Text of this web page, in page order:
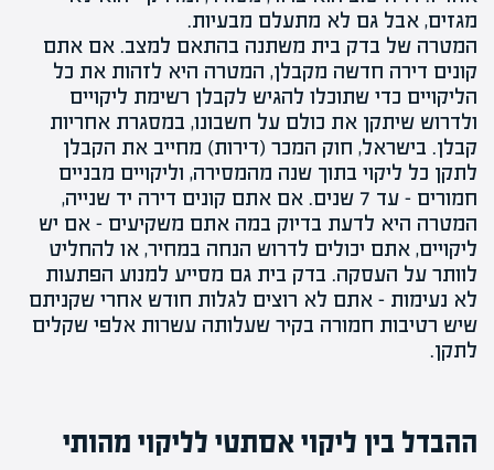
מגזים, אבל גם לא מתעלם מבעיות.
המטרה של בדק בית משתנה בהתאם למצב. אם אתם
קונים דירה חדשה מקבלן, המטרה היא לזהות את כל
הליקויים כדי שתוכלו להגיש לקבלן רשימת ליקויים
ולדרוש שיתקן את כולם על חשבונו, במסגרת אחריות
קבלן. בישראל, חוק המכר (דירות) מחייב את הקבלן
לתקן כל ליקוי בתוך שנה מהמסירה, וליקויים מבניים
חמורים – עד 7 שנים
. אם אתם קונים דירה יד שנייה,
המטרה היא לדעת בדיוק במה אתם משקיעים – אם יש
ליקויים, אתם יכולים לדרוש הנחה במחיר, או להחליט
לוותר על העסקה. בדק בית גם מסייע למנוע הפתעות
לא נעימות – אתם לא רוצים לגלות חודש אחרי שקניתם
שיש רטיבות חמורה בקיר שעלותה עשרות אלפי שקלים
לתקן.
ההבדל בין ליקוי אסתטי לליקוי מהותי